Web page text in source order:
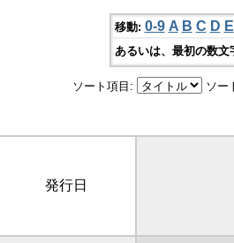
移動: 0-9 A B C D E
あるいは、最初の数
ソート項目: ソー
発行日